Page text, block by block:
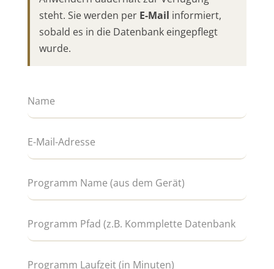
steht. Sie werden per E-Mail informiert,
sobald es in die Datenbank eingepflegt
wurde.